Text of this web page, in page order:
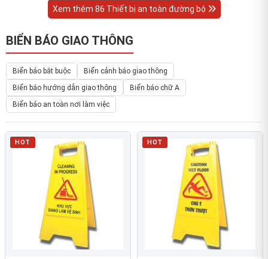
Xem thêm 86 Thiết bị an toàn đường bộ
BIỂN BÁO GIAO THÔNG
Biển báo bắt buộc
Biển cảnh báo giao thông
Biển báo hướng dẫn giao thông
Biển báo chữ A
Biển báo an toàn nơi làm việc
HOT HOT